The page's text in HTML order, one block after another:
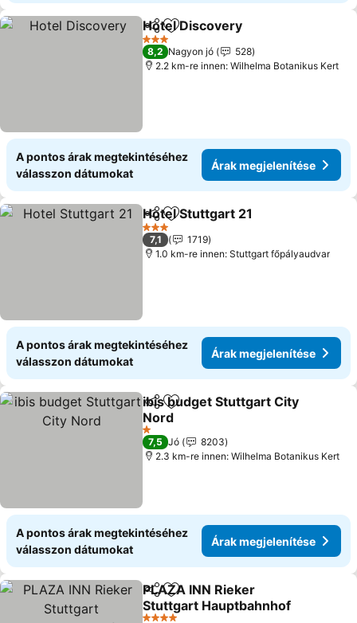
Megosztás
Hozzáadás a kedvencekhez
Hotel Discovery
3 Kategória
8,2 Nagyon jó
528
2.2 km-re innen: Wilhelma Botanikus Kert
A pontos árak megtekintéséhez
válasszon dátumokat
Árak megjelenítése
Megosztás
Hozzáadás a kedvencekhez
Hotel Stuttgart 21
3 Kategória
7,1
1719
1.0 km-re innen: Stuttgart főpályaudvar
A pontos árak megtekintéséhez
válasszon dátumokat
Árak megjelenítése
Megosztás
Hozzáadás a kedvencekhez
ibis budget Stuttgart City
Nord
Árak megjelenítése
1 Kategória
7,5 Jó
8203
2.3 km-re innen: Wilhelma Botanikus Kert
A pontos árak megtekintéséhez
válasszon dátumokat
Árak megjelenítése
Megosztás
Hozzáadás a kedvencekhez
PLAZA INN Rieker
Stuttgart Hauptbahnhof